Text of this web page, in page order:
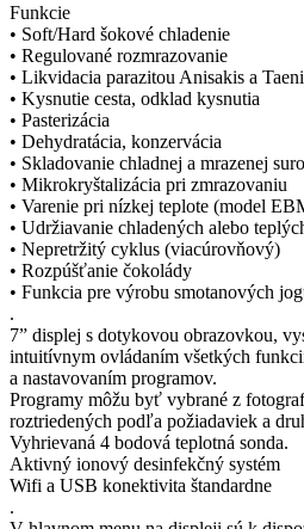
Funkcie
• Soft/Hard šokové chladenie
• Regulované rozmrazovanie
• Likvidacia parazitou Anisakis a
• Kysnutie cesta, odklad kysnutia
• Pasterizácia
• Dehydratácia, konzervácia
• Skladovanie chladnej a mrazenej
• Mikrokryštalizácia pri zmrazovaniu
• Varenie pri nízkej teplote (model
• Udržiavanie chladených alebo
• Nepretržitý cyklus (viacúrovňový)
• Rozpúšťanie čokolády
• Funkcia pre výrobu smotanových
.
7” displej s dotykovou obrazovkou,
intuitívnym ovládaním všetkých
a nastavovaním programov.
Programy môžu byť vybrané z
roztriedených podľa požiadaviek a
Vyhrievaná 4 bodová teplotná sonda.
Aktivný ionový desinfekčný systém
Wifi a USB konektivita štandardne
.